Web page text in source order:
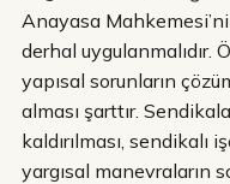
Anayasa
derhal uygulanmalıdır.
yapısal sorunların
alması şarttır.
kaldırılması, sendikalı
yargısal manevraların